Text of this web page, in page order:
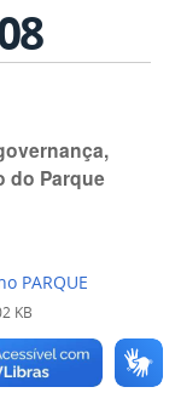
do Parque
PARQUE
KB